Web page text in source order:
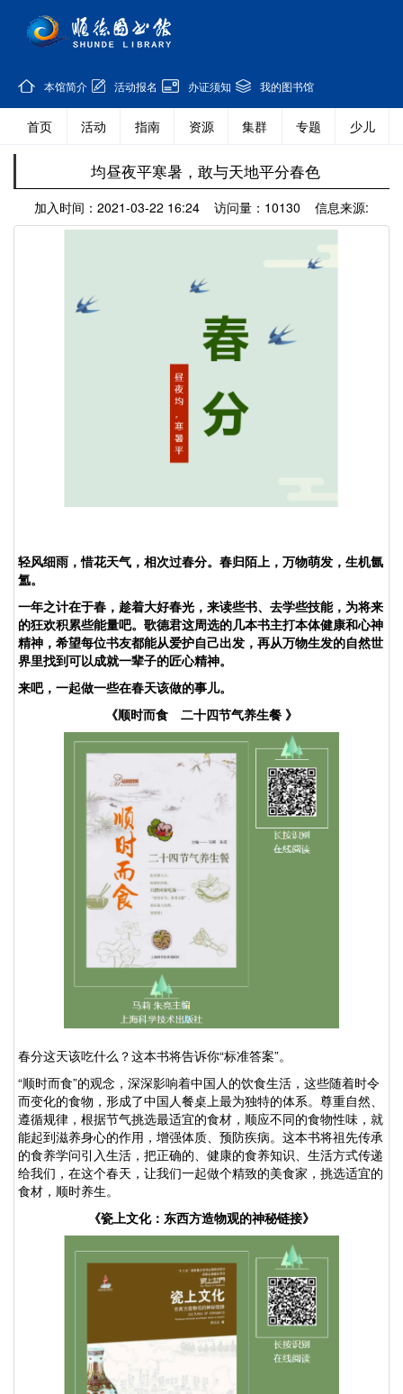
本馆简介 活动报名 办证须知 我的图书馆
首页 活动 指南 资源 集群 专题 少儿
均昼夜平寒暑，敢与天地平分春色
加入时间：2021-03-22 16:24 访问量：10130 信息来源:
轻风细雨，惜花天气，相次过春分。春归陌上，万物萌发，生机氤
氲。
一年之计在于春，趁着大好春光，来读些书、去学些技能，为将来
的狂欢积累些能量吧。歌德君这周选的几本书主打本体健康和心神
精神，希望每位书友都能从爱护自己出发，再从万物生发的自然世
界里找到可以成就一辈子的匠心精神。
来吧，一起做一些在春天该做的事儿。
《顺时而食 二十四节气养生餐 》
春分这天该吃什么？这本书将告诉你“标准答案”。
“顺时而食”的观念，深深影响着中国人的饮食生活，这些随着时令
而变化的食物，形成了中国人餐桌上最为独特的体系。尊重自然、
遵循规律，根据节气挑选最适宜的食材，顺应不同的食物性味，就
能起到滋养身心的作用，增强体质、预防疾病。这本书将祖先传承
的食养学问引入生活，把正确的、健康的食养知识、生活方式传递
给我们，在这个春天，让我们一起做个精致的美食家，挑选适宜的
食材，顺时养生。
《瓷上文化：东西方造物观的神秘链接》